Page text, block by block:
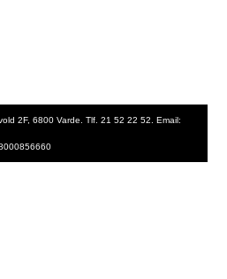
2F, 6800 Varde. Tlf. 21 52 22 52. Email: